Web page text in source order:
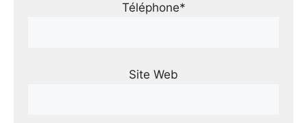
Téléphone*
Site Web